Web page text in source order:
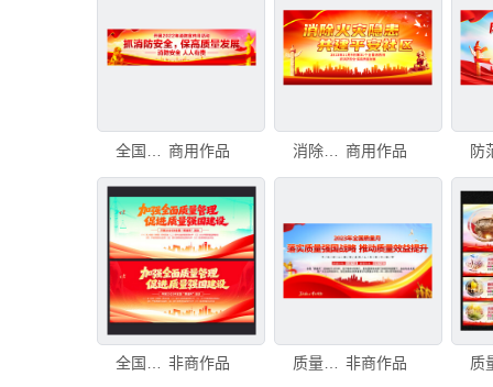
商用作品 消除火灾隐患共建平安社区 商用作品
全国质量月 非商作品 质量宣传月 非商作品 质